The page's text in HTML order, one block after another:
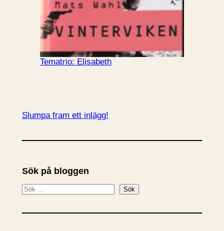
Tematrio: Elisabeth
Slumpa fram ett inlägg!
Sök på bloggen
S
k
Sök